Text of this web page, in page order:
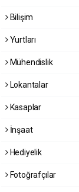
Bilişim
Yurtları
Mühendislik
Lokantalar
Kasaplar
İnşaat
Hediyelik
Fotoğrafçılar